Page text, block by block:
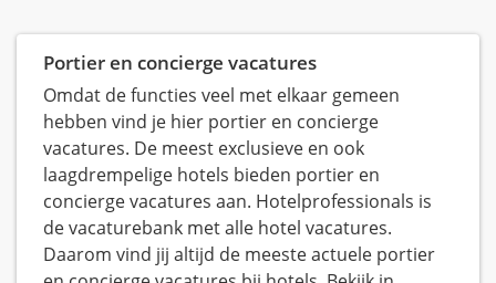
Portier en concierge vacatures
Omdat de functies veel met elkaar gemeen
hebben vind je hier portier en concierge
vacatures. De meest exclusieve en ook
laagdrempelige hotels bieden portier en
concierge vacatures aan. Hotelprofessionals is
de vacaturebank met alle hotel vacatures.
Daarom vind jij altijd de meeste actuele portier